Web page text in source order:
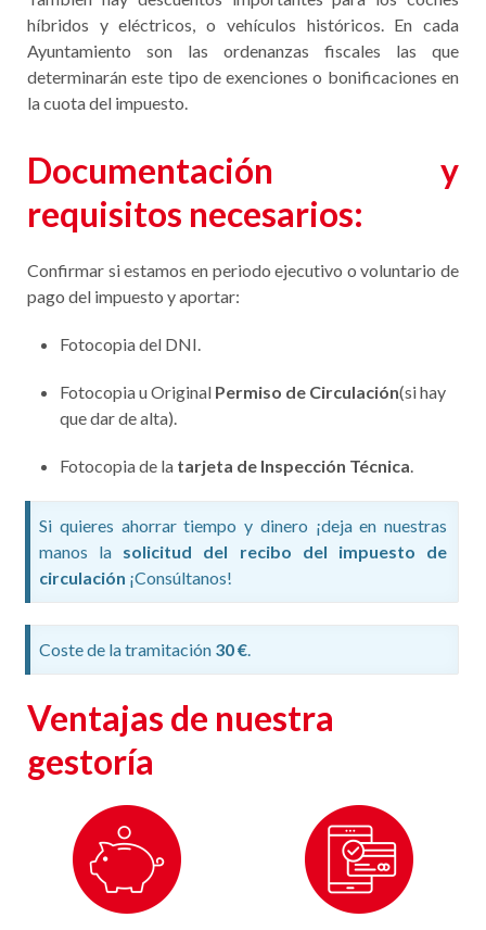
híbridos y eléctricos, o vehículos históricos. En cada
Ayuntamiento son las ordenanzas fiscales las que
determinarán este tipo de exenciones o bonificaciones en
la cuota del impuesto.
Documentación y
requisitos necesarios:
Confirmar si estamos en periodo ejecutivo o voluntario de
pago del impuesto y aportar:
Fotocopia del DNI.
Fotocopia u Original Permiso de Circulación(si hay
que dar de alta).
Fotocopia de la tarjeta de Inspección Técnica.
Si quieres ahorrar tiempo y dinero ¡deja en nuestras
manos la solicitud del recibo del impuesto de
circulación ¡Consúltanos!
Coste de la tramitación 30 €.
Ventajas de nuestra
gestoría